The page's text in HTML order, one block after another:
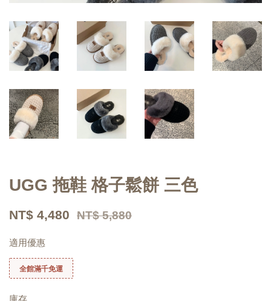
UGG 拖鞋 格子鬆餅 三色
NT$ 4,480 NT$ 5,880
適用優惠
全館滿千免運
庫存